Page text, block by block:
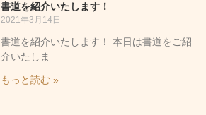
書道を紹介いたします！
2021年3月14日
書道を紹介いたします！ 本日は書道をご紹
介いたしま
もっと読む »